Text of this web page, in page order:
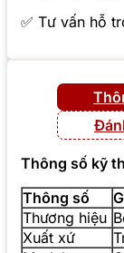
✅ Tư vấn hỗ
Thông số kỹ
Thông số
Thương hiệu
Xuất xứ